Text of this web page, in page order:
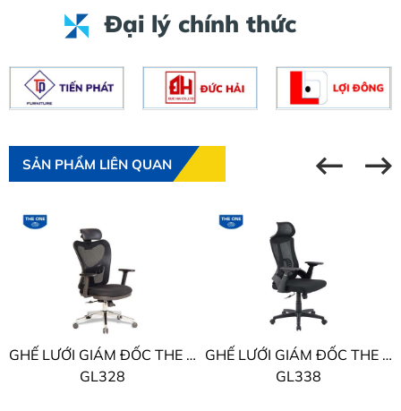
Đại lý chính thức
SẢN PHẨM LIÊN QUAN
GHẾ LƯỚI GIÁM ĐỐC THE ONE
GL328
GHẾ LƯỚI GIÁM ĐỐC THE ONE
GL338